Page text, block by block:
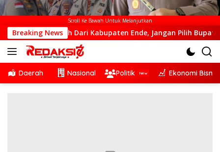
Scroll Ke Bawah Untuk Melanjutkan
Breaking News
Kalah Dari Kabupaten Ende, Jangan Pilih Bupati Suka
Daerah Nasional Politik Ekonomi Bisnis